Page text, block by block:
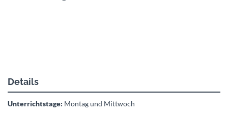
Details
Unterrichtstage: Montag und Mittwoch